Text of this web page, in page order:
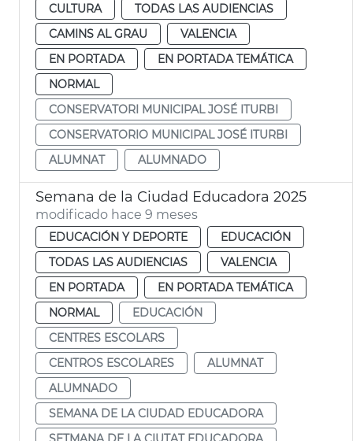
CULTURA
TODAS LAS AUDIENCIAS
CAMINS AL GRAU
VALENCIA
EN PORTADA
EN PORTADA TEMÁTICA
NORMAL
CONSERVATORI MUNICIPAL JOSÉ ITURBI
CONSERVATORIO MUNICIPAL JOSÉ ITURBI
ALUMNAT
ALUMNADO
Semana de la Ciudad Educadora 2025
modificado hace 9 meses
EDUCACIÓN Y DEPORTE
EDUCACIÓN
TODAS LAS AUDIENCIAS
VALENCIA
EN PORTADA
EN PORTADA TEMÁTICA
NORMAL
EDUCACIÓN
CENTRES ESCOLARS
CENTROS ESCOLARES
ALUMNAT
ALUMNADO
SEMANA DE LA CIUDAD EDUCADORA